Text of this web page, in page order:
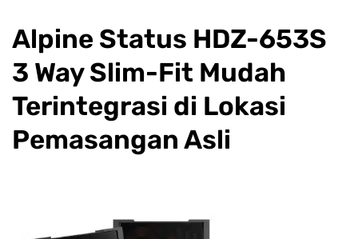
Alpine Status HDZ-653S
3 Way Slim-Fit Mudah
Terintegrasi di Lokasi
Pemasangan Asli